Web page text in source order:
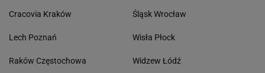
Cracovia Kraków
Lech Poznań
Raków Częstochowa
Śląsk Wrocław
Wisła Płock
Widzew Łódź